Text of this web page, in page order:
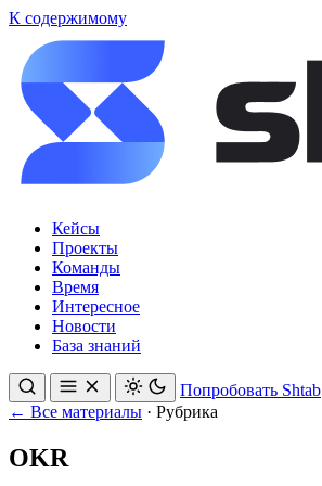
К содержимому
Кейсы
Проекты
Команды
Время
Интересное
Новости
База знаний
Попробовать Shtab
← Все материалы · Рубрика
OKR